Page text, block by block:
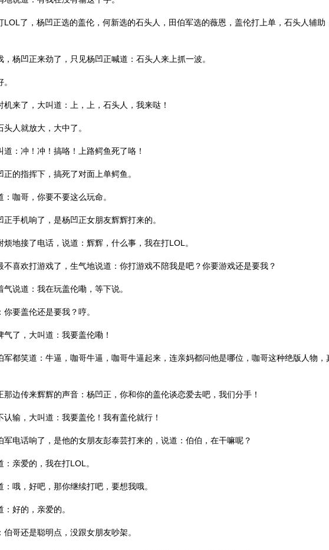
LOL了，杨凹正选的盖伦，何新选的石头人，田伯军选的薇恩，盖伦打上单，石头人辅助
，杨凹正来劲了，只见杨凹正喊道：石头人来上抓一波。
机来了，大叫道：上，上，石头人，我来哒！
头人就放大，大中了。
道：冲！冲！搞咯！上路鳄鱼死了咯！
正的指挥下，搞死了对面上单鳄鱼。
：咖哥，你要不要这么玩命。
正手机响了，是杨凹正女朋友辉辉打来的。
烦地接了电话，说道：辉辉，什么事，我在打LOL。
不喜欢打游戏了，生气地说道：你打游戏不陪我是吧？你要游戏还是要我？
气说道：我在玩盖伦嘞，等下说。
你要盖伦还是要我？哼。
气了，大叫道：我要盖伦嘞！
军都笑道：牛逼，咖哥牛逼，咖哥牛逼起来，连亲妈都问他是哪位，咖哥这种绝版人物，
那边传来辉辉的声音：杨凹正，你和你的盖伦谈恋爱去吧，我们分手！
认输，大叫道：我要盖伦！我有盖伦就行！
军电话响了，是他的女朋友彭泰芸打来的，说道：伯伯，在干嘛呢？
：亲爱的，我在打LOL。
：哦，好吧，那你继续打吧，要想我哦。
：好的，亲爱的。
伯哥还是聪明点，没跟女朋友吵架。